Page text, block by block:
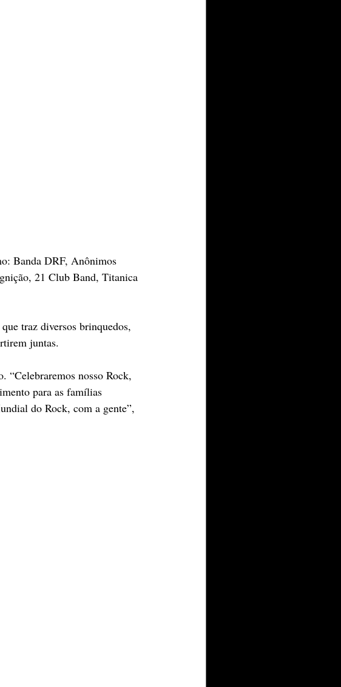
Banda DRF, Anônimos
21 Club Band, Titanica
traz diversos brinquedos,
juntas.
“Celebraremos nosso Rock,
para as famílias
do Rock, com a gente”,